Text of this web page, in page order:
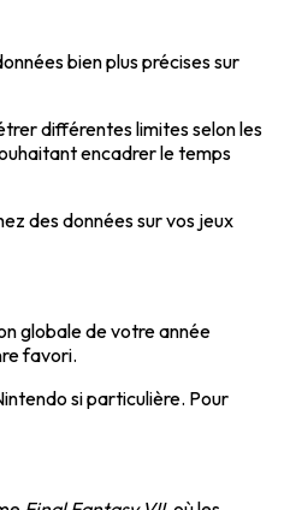
bien plus précises sur
différentes limites selon les
encadrer le temps
des données sur vos jeux
globale de votre année
favori.
si particulière. Pour